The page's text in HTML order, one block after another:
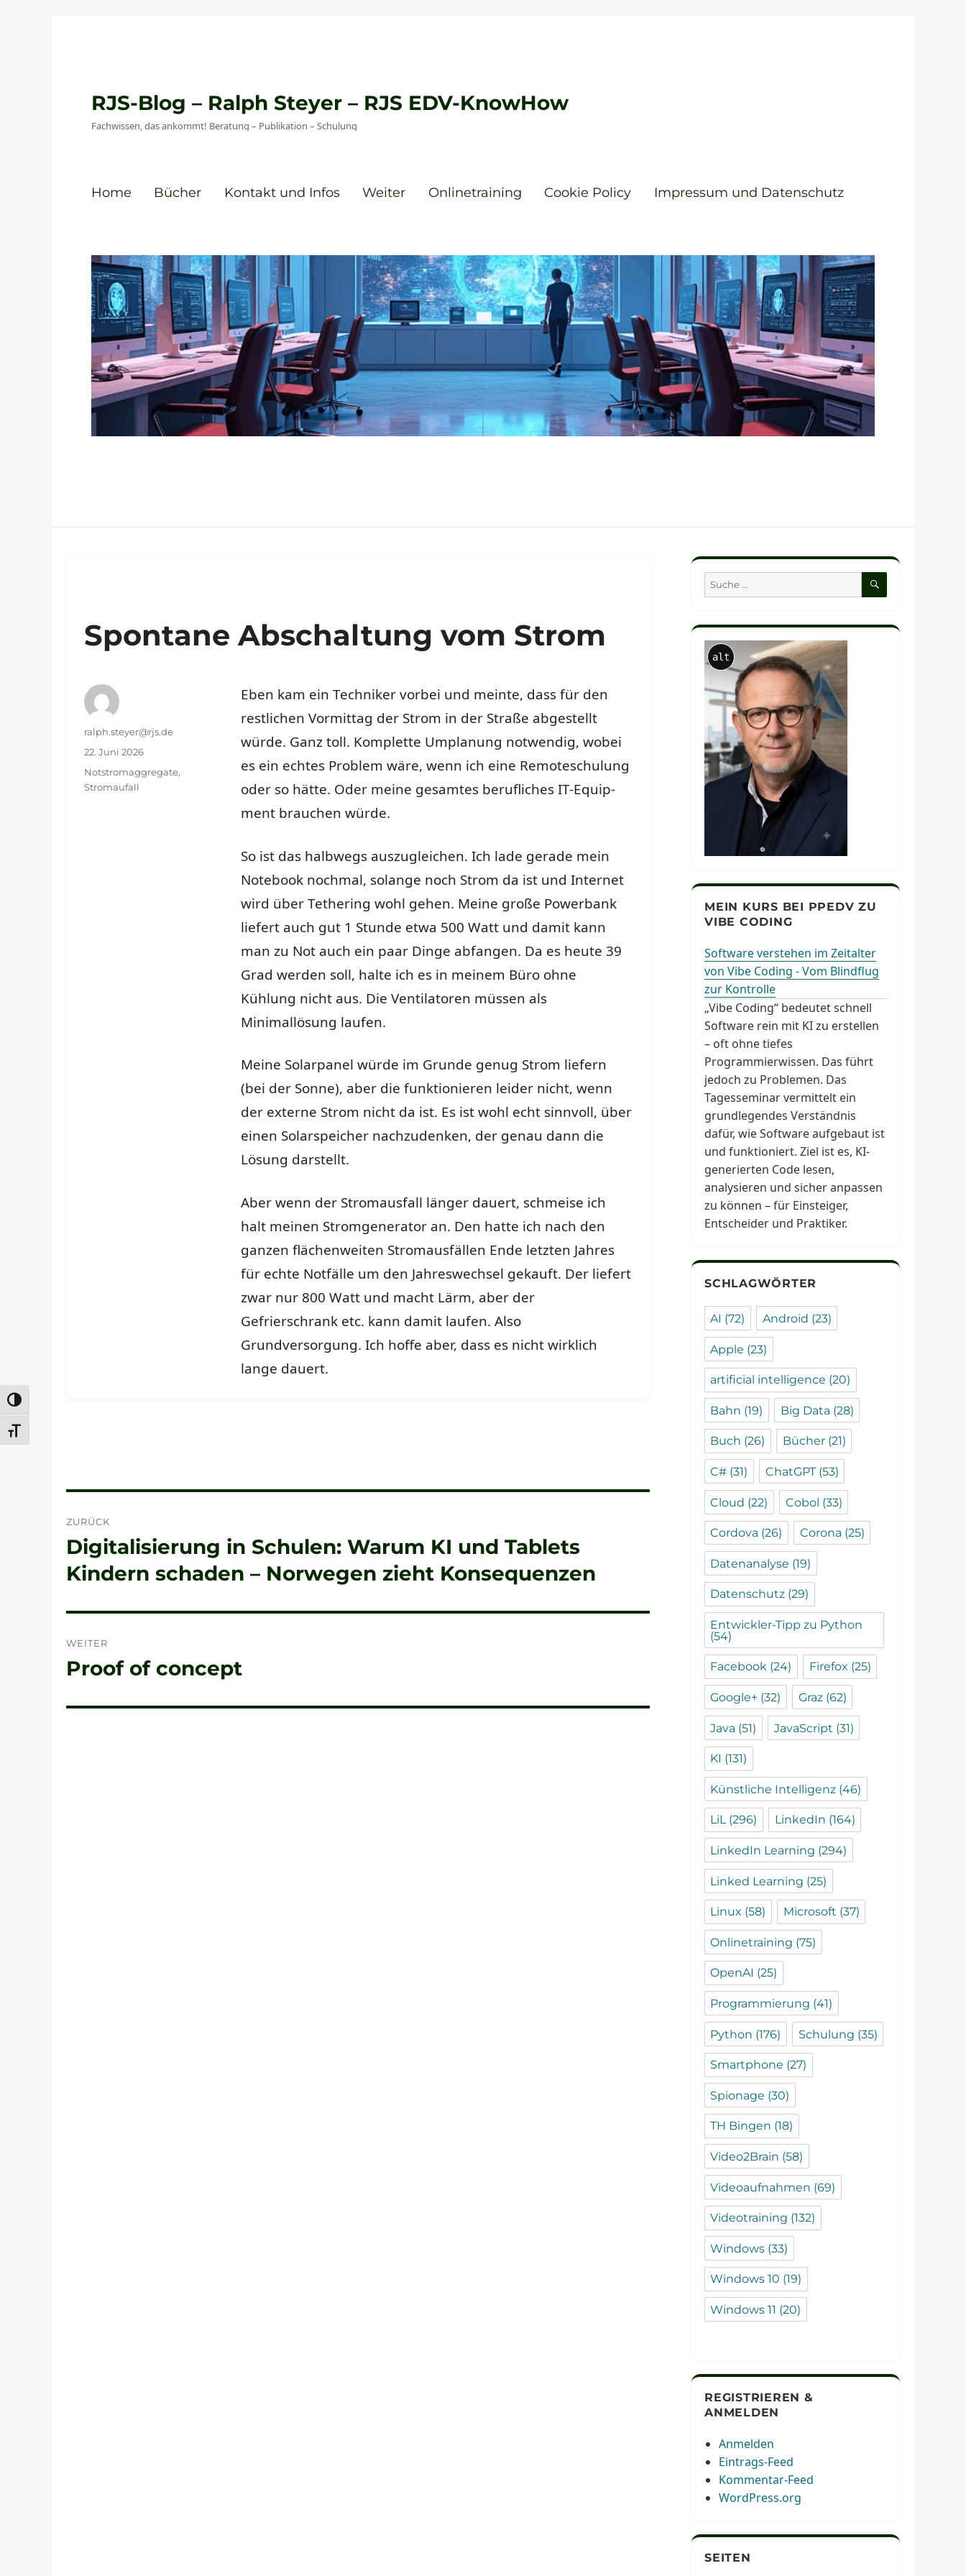
UMSCHALTEN AUF HOHE KONTRASTE
SCHRIFT VERGRÖSSERN
RJS-Blog – Ralph Steyer – RJS EDV-KnowHow
Fachwissen, das ankommt! Beratung – Publikation – Schulung
Home Bücher Kontakt und Infos Weiter Onlinetraining Cookie Policy Impressum und Datenschutz
Spontane Abschaltung vom Strom
Eben kam ein Techniker vorbei und meinte, dass für den
restlichen Vormittag der Strom in der Straße abgestellt
würde. Ganz toll. Komplette Umplanung notwendig, wobei
es ein echtes Problem wäre, wenn ich eine Remoteschulung
oder so hätte. Oder meine gesamtes berufliches IT-Equip­
ment brauchen würde.
So ist das halbwegs auszugleichen. Ich lade gerade mein
Notebook nochmal, solange noch Strom da ist und Internet
wird über Tethering wohl gehen. Meine große Powerbank
liefert auch gut 1 Stunde etwa 500 Watt und damit kann
man zu Not auch ein paar Dinge abfangen. Da es heute 39
Grad werden soll, halte ich es in meinem Büro ohne
Kühlung nicht aus. Die Ventilatoren müssen als
Minimallösung laufen.
Meine Solarpanel würde im Grunde genug Strom liefern
(bei der Sonne), aber die funktionieren leider nicht, wenn
der externe Strom nicht da ist. Es ist wohl echt sinnvoll, über
einen Solarspeicher nachzudenken, der genau dann die
Lösung darstellt.
Aber wenn der Stromausfall länger dauert, schmeise ich
halt meinen Stromgenerator an. Den hatte ich nach den
ganzen flächenweiten Stromausfällen Ende letzten Jahres
für echte Notfälle um den Jahreswechsel gekauft. Der liefert
zwar nur 800 Watt und macht Lärm, aber der
Gefrierschrank etc. kann damit laufen. Also
Grundversorgung. Ich hoffe aber, dass es nicht wirklich
lange dauert.
Autor
ralph.steyer@rjs.de
Veröffentlicht
am
22. Juni 2026
Schlagwörter
Notstromaggregate,
Stromaufall
ZURÜCK
Vorheriger
Beitrag:
Digitalisierung in Schulen: Warum KI und Tablets
Kindern schaden – Norwegen zieht Konsequenzen
WEITER
Nächster
Proof of concept
Suche
nach:
SUCHEN
alt
MEIN KURS BEI PPEDV ZU
VIBE CODING
Software verstehen im Zeitalter
von Vibe Coding - Vom Blindflug
zur Kontrolle
„Vibe Coding“ bedeutet schnell
Software rein mit KI zu erstellen
– oft ohne tiefes
Programmierwissen. Das führt
jedoch zu Problemen. Das
Tagesseminar vermittelt ein
grundlegendes Verständnis
dafür, wie Software aufgebaut ist
und funktioniert. Ziel ist es, KI-
generierten Code lesen,
analysieren und sicher anpassen
zu können – für Einsteiger,
Entscheider und Praktiker.
SCHLAGWÖRTER
AI (72) Android (23)
Apple (23)
artificial intelligence (20)
Bahn (19) Big Data (28)
Buch (26) Bücher(21)
C# (31) ChatGPT(53)
Cloud (22) Cobol (33)
Cordova (26) Corona (25)
Datenanalyse (19)
Datenschutz (29)
Entwickler-Tipp zu Python
(54)
Facebook (24) Firefox (25)
Google+ (32) Graz(62)
Java (51) JavaScript (31)
KI (131)
Künstliche Intelligenz (46)
LiL(296) LinkedIn (164)
LinkedIn Learning (294)
Linked Learning (25)
Linux (58) Microsoft (37)
Onlinetraining (75)
OpenAI (25)
Programmierung (41)
Python (176) Schulung (35)
Smartphone (27)
Spionage (30)
TH Bingen (18)
Video2Brain (58)
Videoaufnahmen (69)
Videotraining (132)
Windows (33)
Windows 10 (19)
Windows 11 (20)
REGISTRIEREN &
ANMELDEN
Anmelden
Eintrags-Feed
Kommentar-Feed
WordPress.org
SEITEN